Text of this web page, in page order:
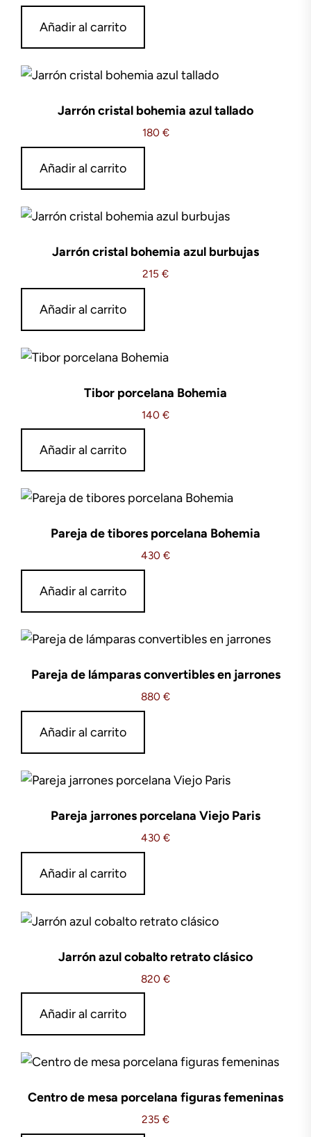
Añadir al carrito
Jarrón cristal bohemia azul tallado
180 €
Añadir al carrito
Jarrón cristal bohemia azul burbujas
215 €
Añadir al carrito
Tibor porcelana Bohemia
140 €
Añadir al carrito
Pareja de tibores porcelana Bohemia
430 €
Añadir al carrito
Pareja de lámparas convertibles en jarrones
880 €
Añadir al carrito
Pareja jarrones porcelana Viejo Paris
430 €
Añadir al carrito
Jarrón azul cobalto retrato clásico
820 €
Añadir al carrito
Centro de mesa porcelana figuras femeninas
235 €